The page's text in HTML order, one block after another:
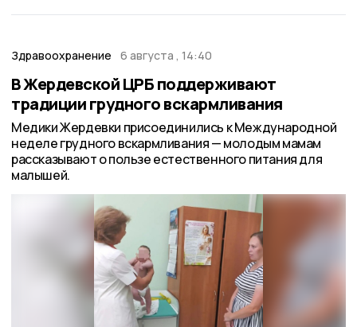
Здравоохранение 6 августа , 14:40
В Жердевской ЦРБ поддерживают
традиции грудного вскармливания
Медики Жердевки присоединились к Международной
неделе грудного вскармливания — молодым мамам
рассказывают о пользе естественного питания для
малышей.